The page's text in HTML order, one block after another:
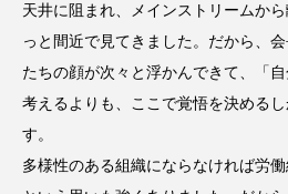
天井に阻まれ、メインストリームか
っと間近で見てきました。だから、
たちの顔が次々と浮かんできて、「
考えるよりも、ここで覚悟を決める
す。
多様性のある組織にならなければ労